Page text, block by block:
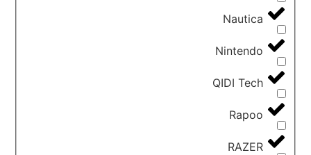
Nautica
Nintendo
QIDI Tech
Rapoo
RAZER